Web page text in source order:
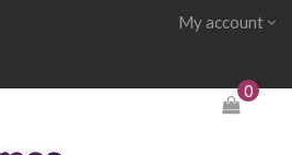
My account
0